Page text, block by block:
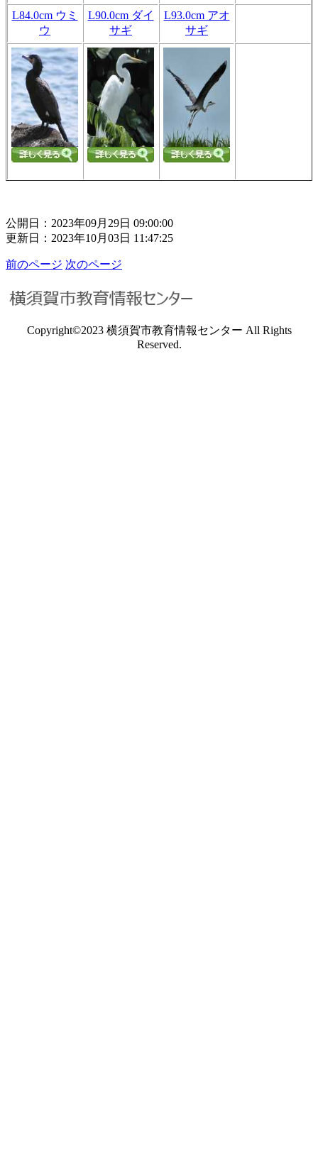
L84.0cm ウミ
ウ
L90.0cm ダイ
サギ
L93.0cm アオ
サギ
公開日：2023年09月29日 09:00:00
更新日：2023年10月03日 11:47:25
前のページ 次のページ
Copyright©2023 横須賀市教育情報センター All Rights
Reserved.